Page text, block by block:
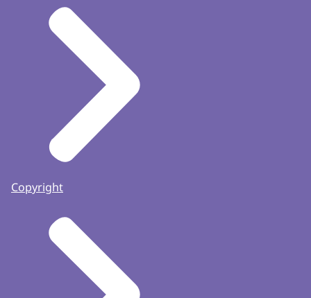
Copyright